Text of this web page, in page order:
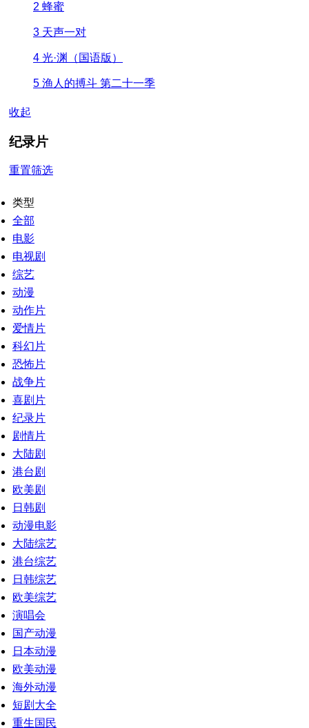
2 蜂蜜
3 天声一对
4 光·渊（国语版）
5 渔人的搏斗 第二十一季
收起
纪录片
重置筛选
类型
全部
电影
电视剧
综艺
动漫
动作片
爱情片
科幻片
恐怖片
战争片
喜剧片
纪录片
剧情片
大陆剧
港台剧
欧美剧
日韩剧
动漫电影
大陆综艺
港台综艺
日韩综艺
欧美综艺
演唱会
国产动漫
日本动漫
欧美动漫
海外动漫
短剧大全
重生国民